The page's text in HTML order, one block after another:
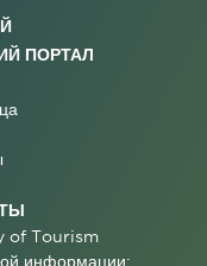
ПОРТАЛ
of Tourism
информации: